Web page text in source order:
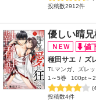
投稿数2912件
優しい晴兄
種田サエ / ズ
TLマンガ、ズレッ
1～5巻
100pt～
投稿数4件